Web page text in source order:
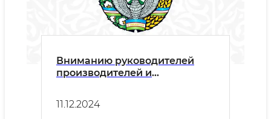
Вниманию руководителей
производителей и
11.12.2024